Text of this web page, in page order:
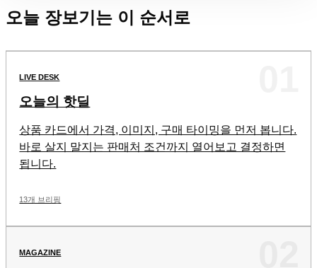
오늘 장보기는 이 순서로
LIVE DESK
오늘의 핫딜
상품 카드에서 가격, 이미지, 구매 타이밍을 먼저 봅니다.
바로 살지 말지는 판매처 조건까지 열어보고 결정하면
됩니다.
13개 브리핑
MAGAZINE